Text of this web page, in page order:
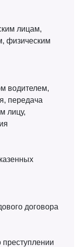
лицам,
физическим
водителем,
передача
лицу,
договора